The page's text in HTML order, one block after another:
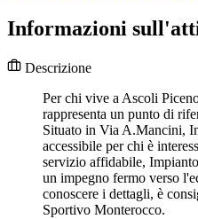
Informazioni
Descrizione
Per chi vive a Ascoli
rappresenta un punto di
Situato in Via A.Mancini,
accessibile per chi è
servizio affidabile,
un impegno fermo verso
conoscere i dettagli, è
Sportivo Monterocco.